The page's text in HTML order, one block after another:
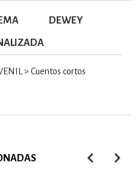
DEWEY
> Cuentos cortos